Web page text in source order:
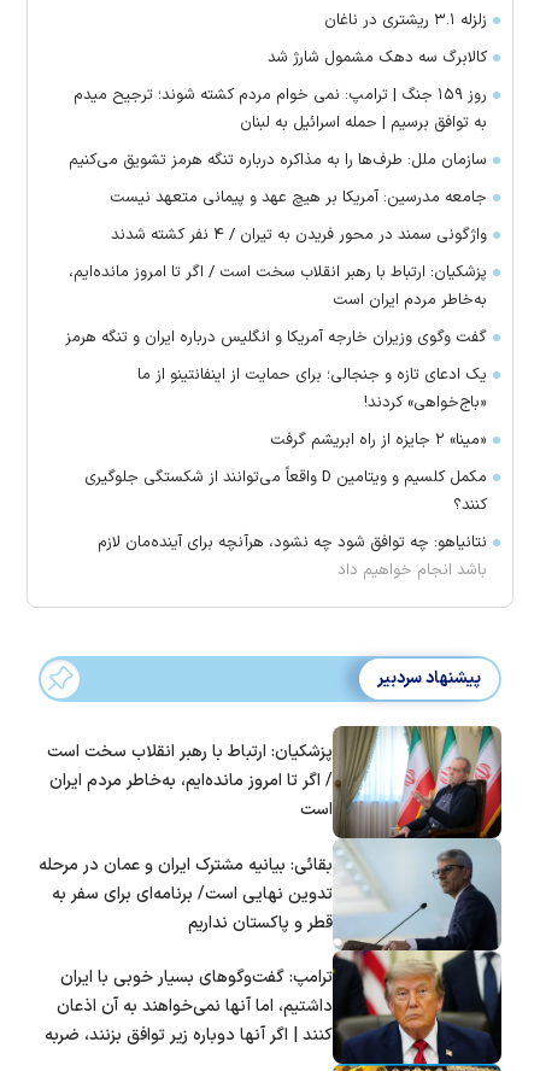
زلزله ۳.۱ ریشتری در ناغان
کالابرگ سه دهک مشمول شارژ شد
روز ۱۵۹ جنگ | ترامپ: نمی خوام مردم کشته شوند؛ ترجیح میدم
به توافق برسیم | حمله اسرائیل به لبنان
سازمان ملل: طرف‌ها را به مذاکره درباره تنگه هرمز تشویق می‌کنیم
جامعه مدرسین: آمریکا بر هیچ عهد و پیمانی متعهد نیست
واژگونی سمند در محور فریدن به تیران / ۴ نفر کشته شدند
پزشکیان: ارتباط با رهبر انقلاب سخت است / اگر تا امروز مانده‌ایم،
به‌خاطر مردم ایران است
گفت وگوی وزیران خارجه آمریکا و انگلیس درباره ایران و تنگه هرمز
یک ادعای تازه و جنجالی؛ برای حمایت از اینفانتینو از ما
«باج‌خواهی» کردند!
«مینا» ۲ جایزه از راه ابریشم گرفت
مکمل کلسیم و ویتامین D واقعاً می‌توانند از شکستگی جلوگیری
کنند؟
نتانیاهو: چه توافق شود چه نشود، هرآنچه برای آینده‌مان لازم
باشد انجام خواهیم داد
پیشنهاد سردبیر
پزشکیان: ارتباط با رهبر انقلاب سخت است
/ اگر تا امروز مانده‌ایم، به‌خاطر مردم ایران
است
بقائی: بیانیه مشترک ایران و عمان در مرحله
تدوین نهایی است/ برنامه‌ای برای سفر به
قطر و پاکستان نداریم
ترامپ: گفت‌و‌گو‌های بسیار خوبی با ایران
داشتیم، اما آنها نمی‌خواهند به آن اذعان
کنند | اگر آنها دوباره زیر توافق بزنند، ضربه